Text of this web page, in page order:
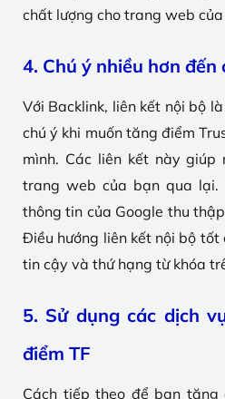
chất lượng cho trang web của
4. Chú ý nhiều hơn đến
Với Backlink, liên kết nội bộ
chú ý khi muốn tăng điểm
mình. Các liên kết này giúp
trang web của bạn qua
thông tin của Google thu
Điều hướng liên kết nội bộ tốt
tin cậy và thứ hạng từ khóa
5. Sử dụng các dịch
điểm TF
Cách tiếp theo để bạn tăng